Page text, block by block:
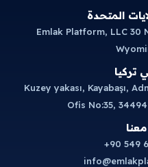
المتحدة
Emlak Platform, LLC 30
تركيا
Kuzey yakası, Kayabaşı,
Ofis No:35,
+90 549